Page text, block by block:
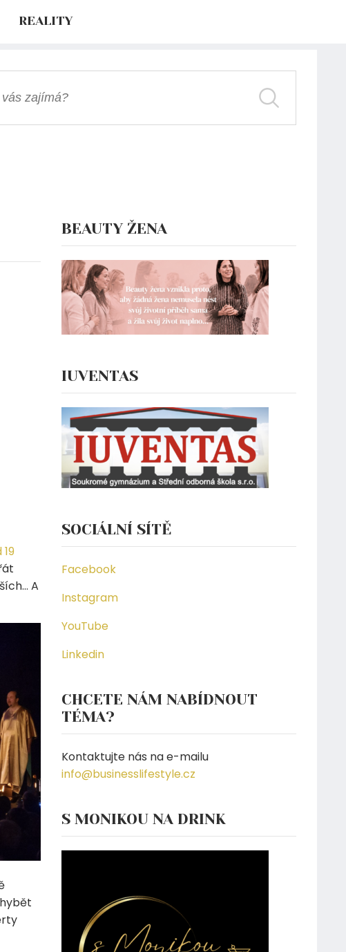
REALITY
19
A
BEAUTY ŽENA
IUVENTAS
SOCIÁLNÍ SÍTĚ
Facebook
Instagram
YouTube
Linkedin
CHCETE NÁM NABÍDNOUT
TÉMA?
Kontaktujte nás na e-mailu
info@businesslifestyle.cz
S MONIKOU NA DRINK